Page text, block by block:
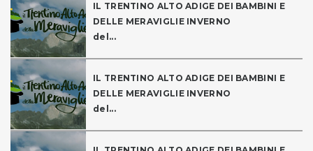
IL TRENTINO ALTO ADIGE DEI BAMBINI E
DELLE MERAVIGLIE INVERNO
del...
IL TRENTINO ALTO ADIGE DEI BAMBINI E
DELLE MERAVIGLIE INVERNO
del...